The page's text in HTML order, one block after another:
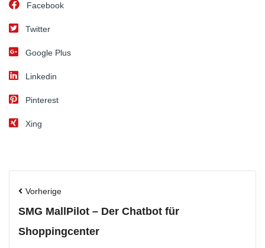
Facebook
Twitter
Google Plus
Linkedin
Pinterest
Xing
Vorherige
SMG MallPilot – Der Chatbot für
Shoppingcenter